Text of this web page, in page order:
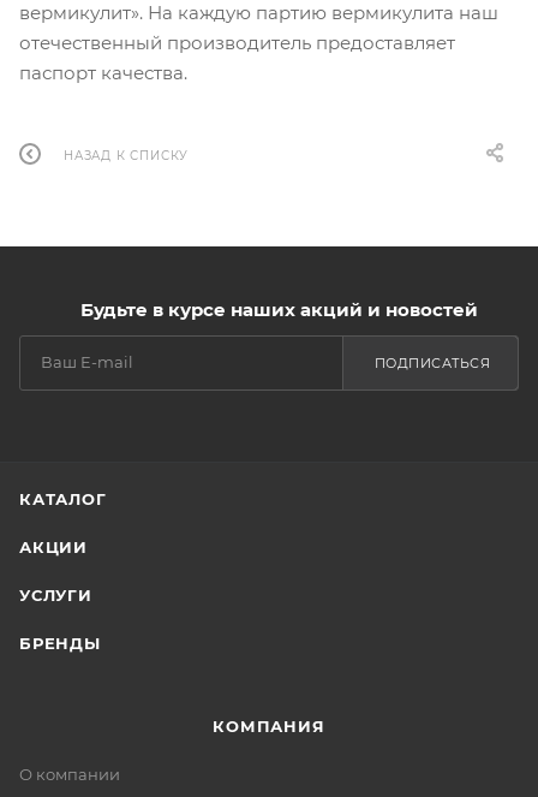
вермикулит». На каждую партию вермикулита наш
отечественный производитель предоставляет
паспорт качества.
НАЗАД К СПИСКУ
Будьте в курсе наших акций и новостей
ПОДПИСАТЬСЯ
КАТАЛОГ
АКЦИИ
УСЛУГИ
БРЕНДЫ
КОМПАНИЯ
О компании